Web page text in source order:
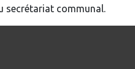
secrétariat communal.